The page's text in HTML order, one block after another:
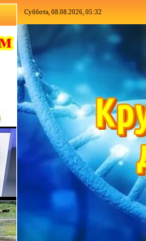
Суббота, 08.08.2026, 05:32